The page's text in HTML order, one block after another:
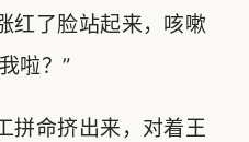
红了脸站起来，咳嗽
啦？”
拼命挤出来，对着王